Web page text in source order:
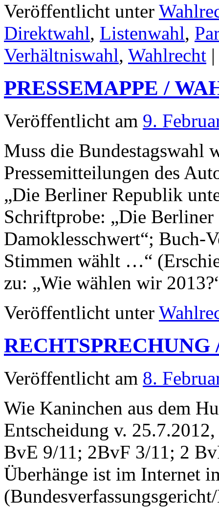
Veröffentlicht unter
Direktwahl, Listenwahl,
Verhältniswahl, Wahlrecht |
PRESSEMAPPE /
Veröffentlicht am 9.
Muss die Bundestagswahl
Pressemitteilungen des
„Die Berliner Republik
Schriftprobe: „Die
Damoklesschwert“; Buch-
Stimmen wählt …“
zu: „Wie wählen wir
Veröffentlicht unter
Veröffentlicht am 8.
Wie Kaninchen aus dem
Entscheidung v.
BvE 9/11; 2BvF 3/11; 2
Überhänge ist im Internet